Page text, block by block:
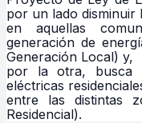
por un lado disminuir
en aquellas
generación de
Generación Local) y,
por la otra, busca
eléctricas
entre las distintas
Residencial).